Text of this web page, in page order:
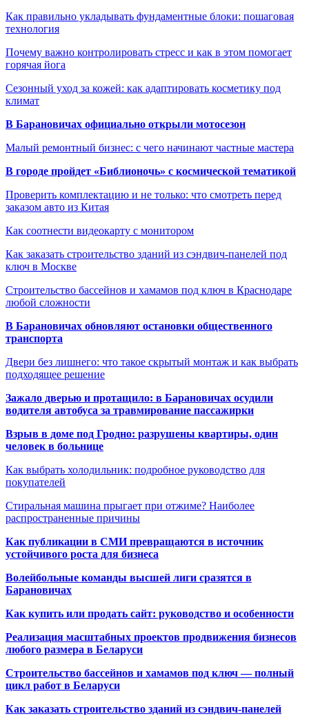
Как правильно укладывать фундаментные блоки: пошаговая
технология
Почему важно контролировать стресс и как в этом помогает
горячая йога
Сезонный уход за кожей: как адаптировать косметику под
климат
В Барановичах официально открыли мотосезон
Малый ремонтный бизнес: с чего начинают частные мастера
В городе пройдет «Библионочь» с космической тематикой
Проверить комплектацию и не только: что смотреть перед
заказом авто из Китая
Как соотнести видеокарту с монитором
Как заказать строительство зданий из сэндвич-панелей под
ключ в Москве
Строительство бассейнов и хамамов под ключ в Краснодаре
любой сложности
В Барановичах обновляют остановки общественного
транспорта
Двери без лишнего: что такое скрытый монтаж и как выбрать
подходящее решение
Зажало дверью и протащило: в Барановичах осудили
водителя автобуса за травмирование пассажирки
Взрыв в доме под Гродно: разрушены квартиры, один
человек в больнице
Как выбрать холодильник: подробное руководство для
покупателей
Стиральная машина прыгает при отжиме? Наиболее
распространенные причины
Как публикации в СМИ превращаются в источник
устойчивого роста для бизнеса
Волейбольные команды высшей лиги сразятся в
Барановичах
Как купить или продать сайт: руководство и особенности
Реализация масштабных проектов продвижения бизнесов
любого размера в Беларуси
Строительство бассейнов и хамамов под ключ — полный
цикл работ в Беларуси
Как заказать строительство зданий из сэндвич-панелей